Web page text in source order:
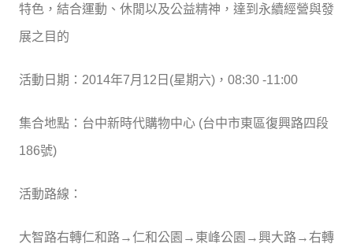
特色，結合運動、休閒以及公益精神，達到永續經營與發
展之目的
活動日期：2014年7月12日(星期六)，08:30 -11:00
集合地點：台中新時代購物中心 (台中市東區復興路四段
186號)
活動路線：
大智路右轉仁和路→仁和公園→東峰公園→興大路→右轉